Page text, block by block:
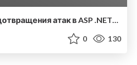
Механизмы предотвращения атак в ASP .NET Core
0 130